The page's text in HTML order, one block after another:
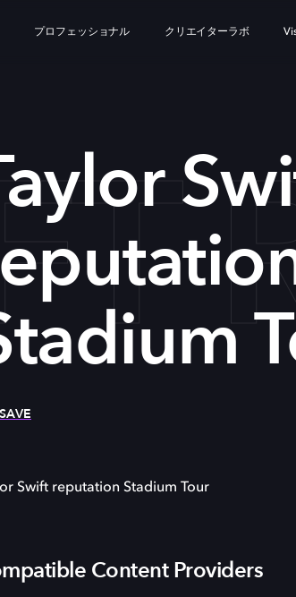
プロフェッショナル クリエイターラボ
SAVE
Swift reputation Stadium Tour
Content Providers